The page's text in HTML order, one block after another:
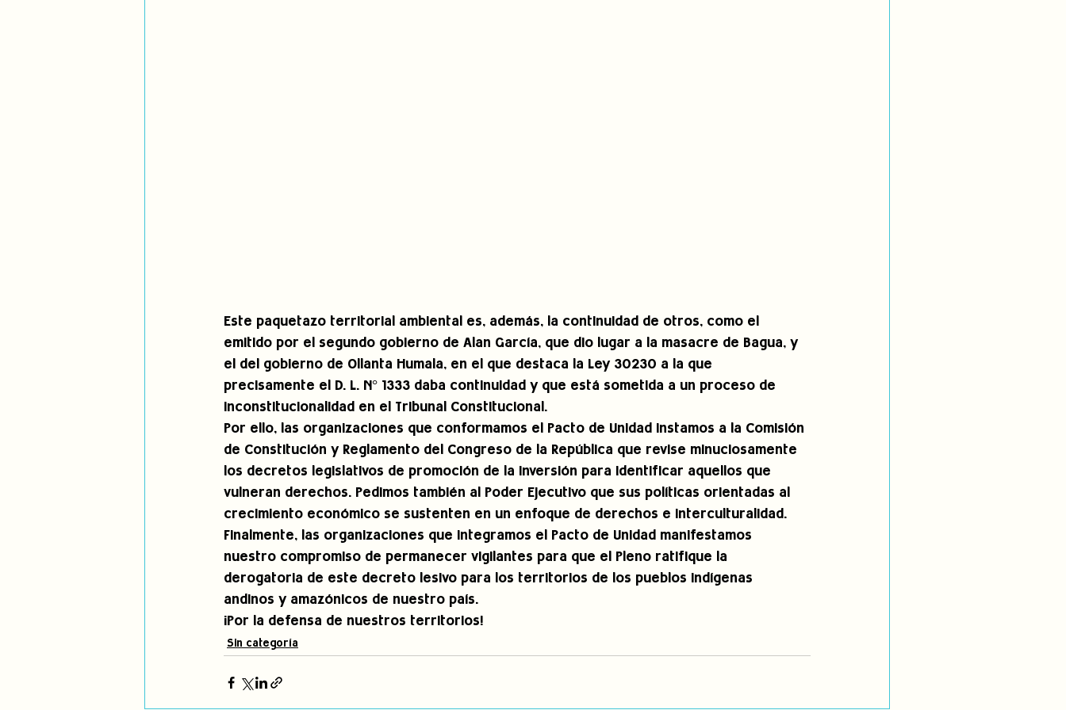
Este paquetazo territorial ambiental es, además, la continuidad de otros, como el
emitido por el segundo gobierno de Alan García, que dio lugar a la masacre de Bagua, y
el del gobierno de Ollanta Humala, en el que destaca la Ley 30230 a la que
precisamente el D. L. N° 1333 daba continuidad y que está sometida a un proceso de
inconstitucionalidad en el Tribunal Constitucional.
Por ello, las organizaciones que conformamos el Pacto de Unidad instamos a la Comisión
de Constitución y Reglamento del Congreso de la República que revise minuciosamente
los decretos legislativos de promoción de la inversión para identificar aquellos que
vulneran derechos. Pedimos también al Poder Ejecutivo que sus políticas orientadas al
crecimiento económico se sustenten en un enfoque de derechos e interculturalidad.
Finalmente, las organizaciones que integramos el Pacto de Unidad manifestamos
nuestro compromiso de permanecer vigilantes para que el Pleno ratifique la
derogatoria de este decreto lesivo para los territorios de los pueblos indígenas
andinos y amazónicos de nuestro país.
¡Por la defensa de nuestros territorios!
Sin categoría